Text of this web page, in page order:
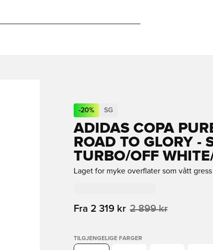
-20% SG
ADIDAS COPA
ROAD TO GLORY -
TURBO/OFF
Laget for myke overflater som vått gress
Fra 2 319 kr 2 899 kr
TILGJENGELIGE FARGER